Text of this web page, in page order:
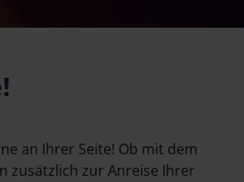
an Ihrer Seite! Ob mit dem
zusätzlich zur Anreise Ihrer